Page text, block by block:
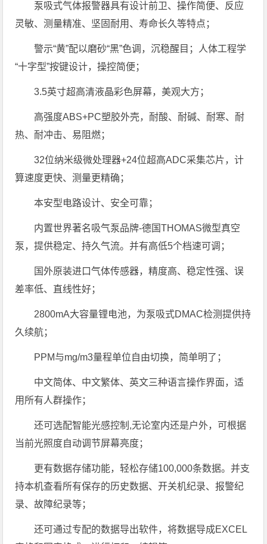
泵吸式气体报警器具有设计前卫、操作简便、反应
灵敏、测量精准、坚固耐用、寿命长久等特点；
警示“黄”配以磨砂“黑”色调，沉稳醒目；人体工程学
“十字型”按键设计，操控简便；
3.5英寸超高清液晶彩色屏幕，美观大方；
高强度ABS+PC塑胶外壳，耐酸、耐碱、耐寒、耐
热、耐冲击、易阻燃；
32位纳米级微处理器+24位超高ADC采集芯片，计
算速度更快、测量更精确；
本安型电路设计、安全可靠；
内置世界著名吸气泵品牌-德国THOMAS微型真空
泵，提供稳定、持久气流。并有高低5个档速可调；
国外原装进口气体传感器，精度高、稳定性强、误
差率低、直线性好；
2800mA大容量锂电池，为泵吸式DMAC检测提供持
久续航；
PPM与mg/m3量程单位自由切换，简单明了；
中文简体、中文繁体、英文三种语言操作界面，适
用所有人群操作；
还可选配智能光感控制,无论室内还是户外，可根据
当前光照度自动调节屏幕亮度；
更有数据存储功能，轻松存储100,000条数据。并支
持本机查看所有保存的历史数据、开关机纪录、报警纪
录、故障纪录等；
还可通过专配的数据导出软件，将数据导成EXCEL